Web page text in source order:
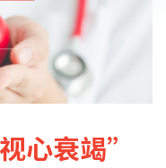
心衰竭”